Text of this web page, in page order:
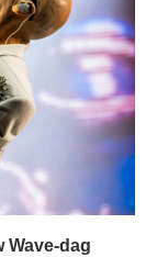
Wave-dag